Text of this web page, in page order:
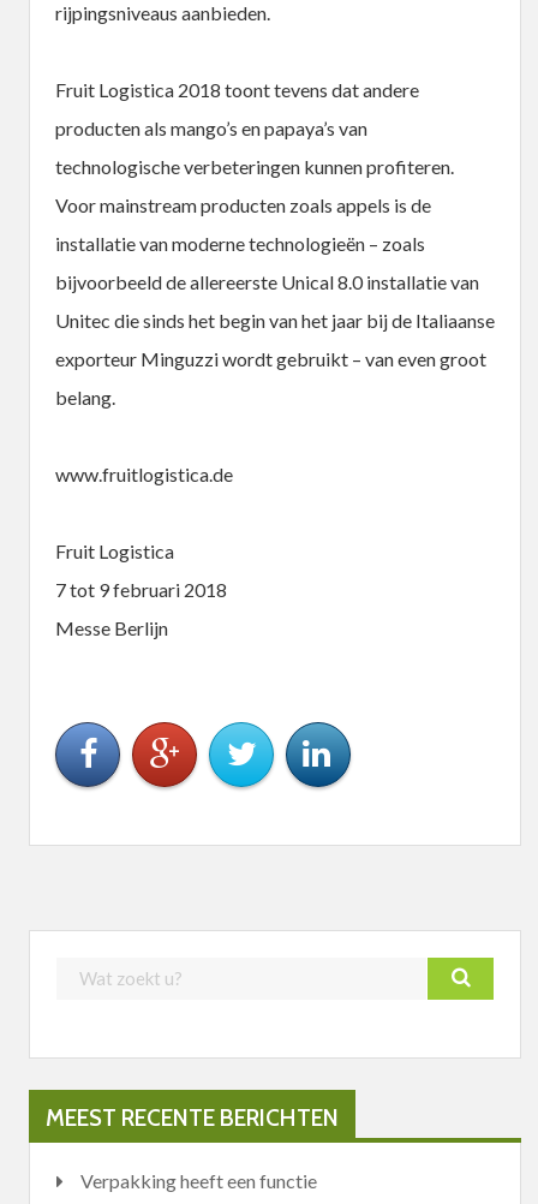
rijpingsniveaus aanbieden.
Fruit Logistica 2018 toont tevens dat andere
producten als mango’s en papaya’s van
technologische verbeteringen kunnen profiteren.
Voor mainstream producten zoals appels is de
installatie van moderne technologieën – zoals
bijvoorbeeld de allereerste Unical 8.0 installatie van
Unitec die sinds het begin van het jaar bij de Italiaanse
exporteur Minguzzi wordt gebruikt – van even groot
belang.
www.fruitlogistica.de
Fruit Logistica
7 tot 9 februari 2018
Messe Berlijn
MEEST RECENTE BERICHTEN
Verpakking heeft een functie